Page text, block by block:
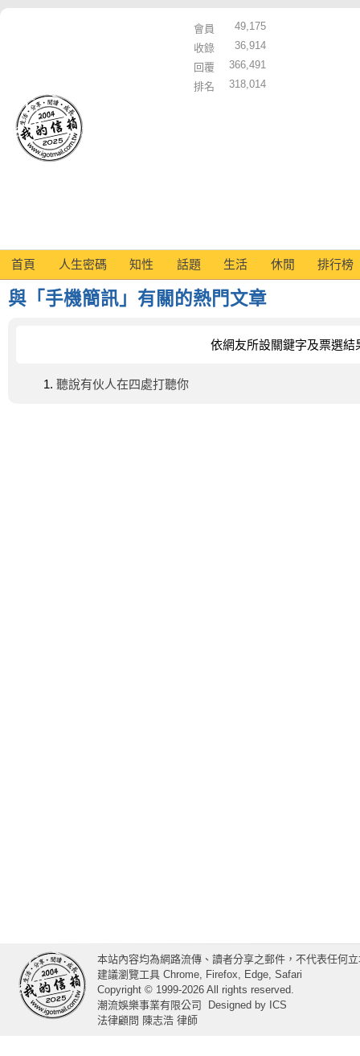
會員
49,175
收錄
36,914
回覆
366,491
排名
318,014
首頁 人生密碼 知性 話題 生活 休閒 排行榜
與「手機簡訊」有關的熱門文章
依網友所設關鍵字及票選結
聽說有伙人在四處打聽你
本站內容均為網路流傳、讀者分享之郵件，不代表任何
建議瀏覽工具 Chrome, Firefox, Edge, Safari
Copyright © 1999-2026 All rights reserved.
潮流娛樂事業有限公司
Designed by ICS
法律顧問 陳志浩 律師